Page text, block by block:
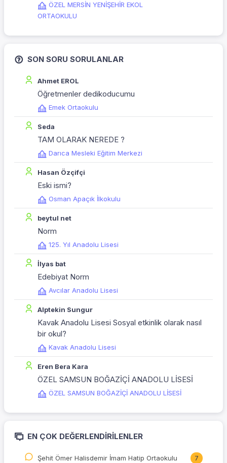
ÖZEL MERSİN YENİŞEHİR EKOL
ORTAOKULU
SON SORU SORULANLAR
Ahmet EROL
Öğretmenler dedikoducumu
Emek Ortaokulu
Seda
TAM OLARAK NEREDE ?
Darıca Mesleki Eğitim Merkezi
Hasan Özçifçi
Eski ismi?
Osman Apaçık İlkokulu
beytul net
Norm
125. Yıl Anadolu Lisesi
İlyas bat
Edebiyat Norm
Avcılar Anadolu Lisesi
Alptekin Sungur
Kavak Anadolu Lisesi Sosyal etkinlik olarak nasıl
bir okul?
Kavak Anadolu Lisesi
Eren Bera Kara
ÖZEL SAMSUN BOĞAZİÇİ ANADOLU LİSESİ
ÖZEL SAMSUN BOĞAZİÇİ ANADOLU LİSESİ
EN ÇOK DEĞERLENDIRILENLER
Şehit Ömer Halisdemir İmam Hatip Ortaokulu 7